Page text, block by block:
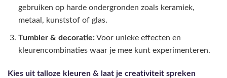
gebruiken op harde ondergronden zoals keramiek,
metaal, kunststof of glas.
Tumbler & decoratie:Voor unieke effecten en
kleurencombinaties waar je mee kunt experimenteren.
Kies uit talloze kleuren & laat je creativiteit spreken